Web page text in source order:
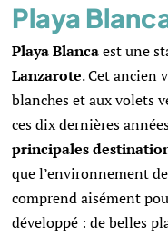
Playa
Playa Blancaest une
Lanzarote. Cet ancien
blanches et aux volets
ces dix dernières
principales
que l’environnement
comprend aisément
développé : de belles